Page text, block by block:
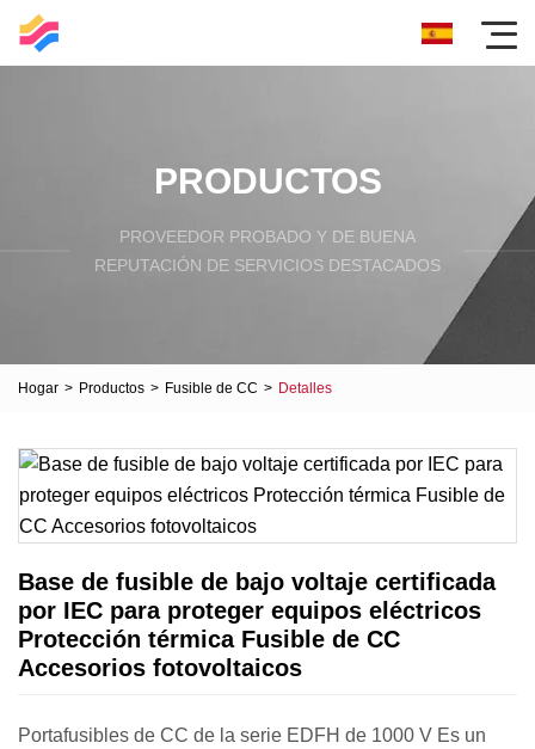
PRODUCTOS
PROVEEDOR PROBADO Y DE BUENA
REPUTACIÓN DE SERVICIOS DESTACADOS
Hogar > Productos > Fusible de CC > Detalles
Base de fusible de bajo voltaje certificada
por IEC para proteger equipos eléctricos
Protección térmica Fusible de CC
Accesorios fotovoltaicos
Portafusibles de CC de la serie EDFH de 1000 V Es un